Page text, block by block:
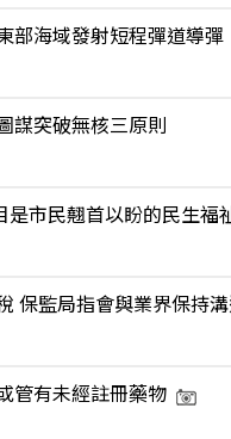
部海域發射短程彈道導彈
謀突破無核三原則
是市民翹首以盼的民生福
保監局指會與業界保持
管有未經註冊藥物